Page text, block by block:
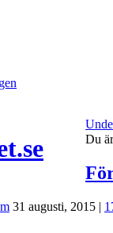
Du
31 augusti, 2015 |